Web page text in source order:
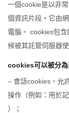
一個cookie是以非
個資訊片段。它由
電腦。 cookies包
候被其託管伺服器使
cookies可以被分為
– 會話cookies，允
操作（例如：用於
）；